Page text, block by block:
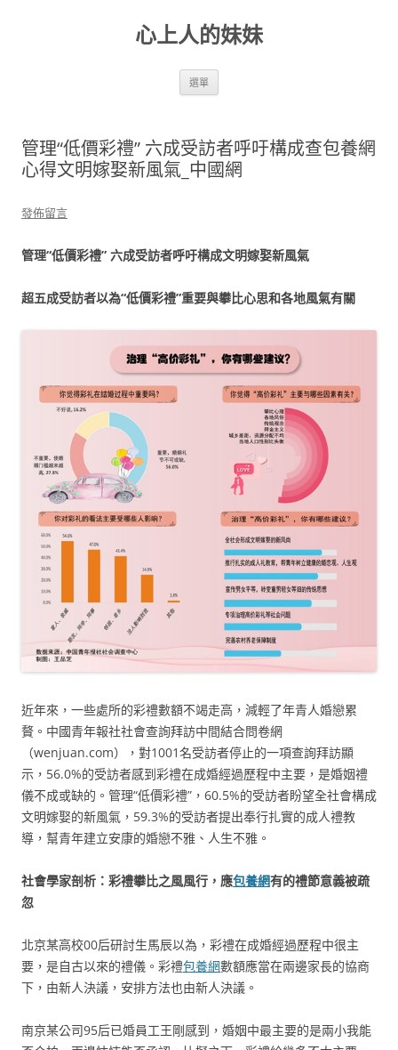
心上人的妹妹
選單
管理“低價彩禮” 六成受訪者呼吁構成查包養網
心得文明嫁娶新風氣_中國網
發佈留言
管理“低價彩禮” 六成受訪者呼吁構成文明嫁娶新風氣
超五成受訪者以為“低價彩禮”重要與攀比心思和各地風氣有關
近年來，一些處所的彩禮數額不竭走高，減輕了年青人婚戀累
贅。中國青年報社社會查詢拜訪中間結合問卷網
（wenjuan.com），對1001名受訪者停止的一項查詢拜訪顯
示，56.0%的受訪者感到彩禮在成婚經過歷程中主要，是婚姻禮
儀不成或缺的。管理“低價彩禮”，60.5%的受訪者盼望全社會構成
文明嫁娶的新風氣，59.3%的受訪者提出奉行扎實的成人禮教
導，幫青年建立安康的婚戀不雅、人生不雅。
社會學家剖析：彩禮攀比之風風行，應包養網有的禮節意義被疏
忽
北京某高校00后研討生馬辰以為，彩禮在成婚經過歷程中很主
要，是自古以來的禮儀。彩禮包養網數額應當在兩邊家長的協商
下，由新人決議，安排方法也由新人決議。
南京某公司95后已婚員工王剛感到，婚姻中最主要的是兩小我能